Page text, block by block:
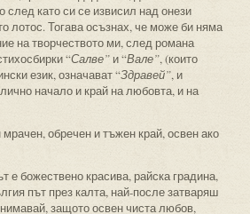
след като си се извисил над онези
лотос. Тогава осъзнах, че може би няма
на творчеството ми, след романа
“Салве” и “Вале”, (които
език, означават “Здравей”, и
начало и край на любовта, и на
обречен и тъжен край, освен ако
е божествено красива, райска градина,
път през калта, най-после затваряш
защото освен чиста любов,